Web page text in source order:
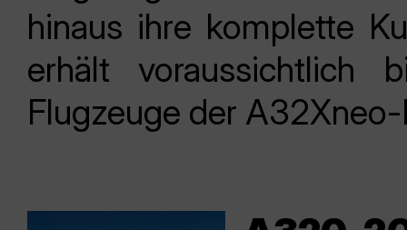
hinaus ihre komplette
erhält
Flugzeuge der